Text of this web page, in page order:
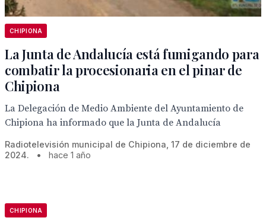
CHIPIONA
La Junta de Andalucía está fumigando para
combatir la procesionaria en el pinar de
Chipiona
La Delegación de Medio Ambiente del Ayuntamiento de
Chipiona ha informado que la Junta de Andalucía
Radiotelevisión municipal de Chipiona, 17 de diciembre de
2024.
• hace 1 año
CHIPIONA